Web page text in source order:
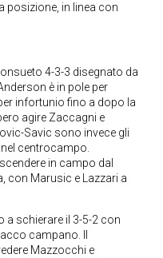
posizione, in linea con
4-3-3 disegnato da
è in pole per
infortunio fino a dopo la
agire Zaccagni e
Savic sono invece gli
centrocampo.
in campo dal
con Marusic e Lazzari a
a schierare il 3-5-2 con
campano. Il
Mazzocchi e